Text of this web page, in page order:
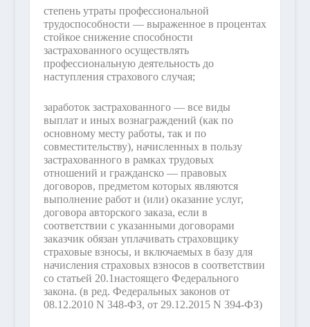
степень утраты профессиональной
трудоспособности — выраженное в процентах
стойкое снижение способности
застрахованного осуществлять
профессиональную деятельность до
наступления страхового случая;
заработок застрахованного — все виды
выплат и иных вознаграждений (как по
основному месту работы, так и по
совместительству), начисленных в пользу
застрахованного в рамках трудовых
отношений и гражданско — правовых
договоров, предметом которых являются
выполнение работ и (или) оказание услуг,
договора авторского заказа, если в
соответствии с указанными договорами
заказчик обязан уплачивать страховщику
страховые взносы, и включаемых в базу для
начисления страховых взносов в соответствии
со статьей 20.1настоящего Федерального
закона. (в ред. Федеральных законов от
08.12.2010 N 348-ФЗ, от 29.12.2015 N 394-ФЗ)